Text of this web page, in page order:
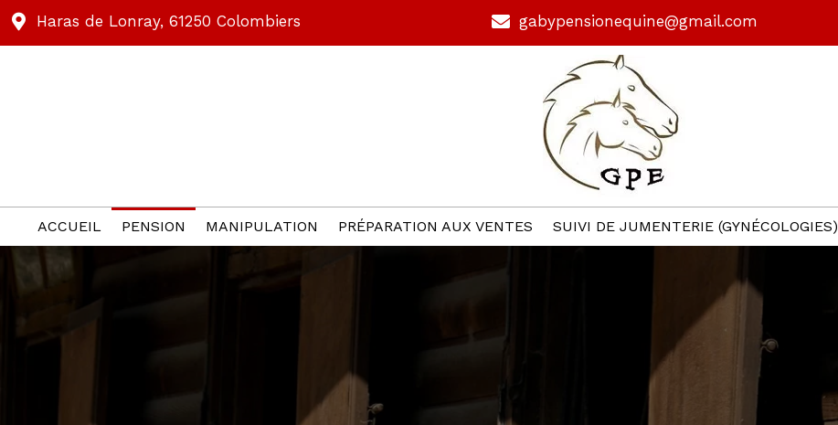
Haras de Lonray, 61250 Colombiers gabypensionequine@gmail.com
ACCUEIL PENSION MANIPULATION PRÉPARATION AUX VENTES SUIVI DE JUMENTERIE (GYNÉCOLOGIES)